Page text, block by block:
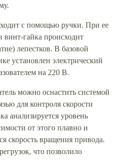
с помощью ручки. При ее
винт-гайка происходит
лепестков. В базовой
установлен электрический
на 220 В.
можно оснастить системой
для контроля скорости
анализируется уровень
от этого плавно и
скорость вращения привода.
что позволило